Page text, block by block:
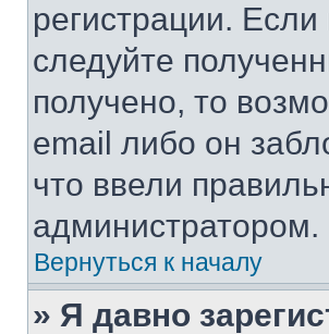
регистрации.
следуйте
получено, то
email либо он
что ввели
администратором.
Вернуться к началу
» Я давно